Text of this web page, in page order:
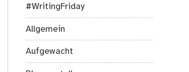
#WritingFriday
Allgemein
Aufgewacht